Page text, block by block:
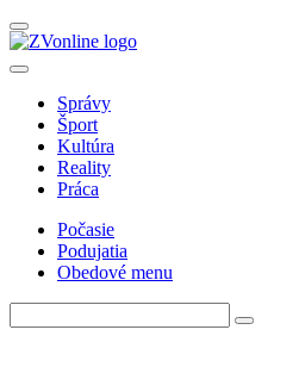
Správy
Šport
Kultúra
Reality
Práca
Počasie
Podujatia
Obedové menu